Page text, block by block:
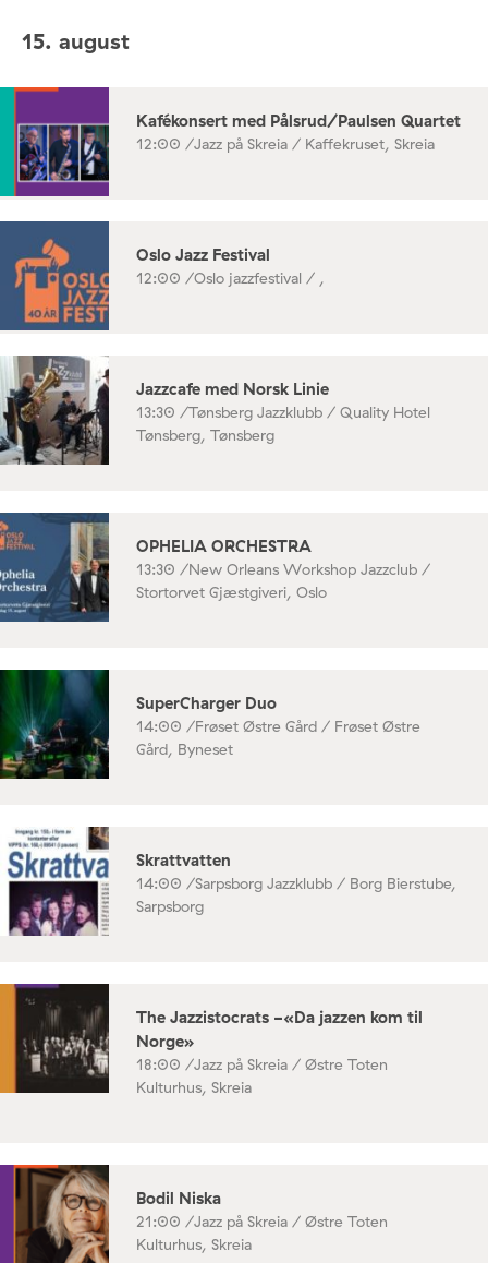
15. august
Kafékonsert med Pålsrud/Paulsen Quartet
12:00 /Jazz på Skreia / Kaffekruset, Skreia
Oslo Jazz Festival
12:00 /Oslo jazzfestival / ,
Jazzcafe med Norsk Linie
13:30 /Tønsberg Jazzklubb / Quality Hotel
Tønsberg, Tønsberg
OPHELIA ORCHESTRA
13:30 /New Orleans Workshop Jazzclub /
Stortorvet Gjæstgiveri, Oslo
SuperCharger Duo
14:00 /Frøset Østre Gård / Frøset Østre
Gård, Byneset
Skrattvatten
14:00 /Sarpsborg Jazzklubb / Borg Bierstube,
Sarpsborg
The Jazzistocrats -«Da jazzen kom til
Norge»
18:00 /Jazz på Skreia / Østre Toten
Kulturhus, Skreia
Bodil Niska
21:00 /Jazz på Skreia / Østre Toten
Kulturhus, Skreia